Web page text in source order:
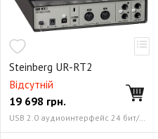
Steinberg UR-RT2
Відсутній
19 698 грн.
USB 2.0 аудиоинтерфейс 24 бит/192 кГц